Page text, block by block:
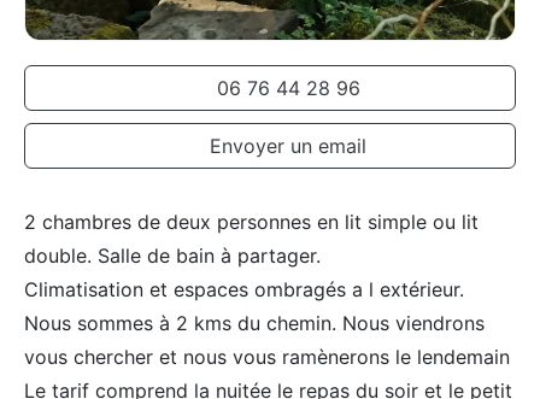
06 76 44 28 96
Envoyer un email
2 chambres de deux personnes en lit simple ou lit
double. Salle de bain à partager.
Climatisation et espaces ombragés a l extérieur.
Nous sommes à 2 kms du chemin. Nous viendrons
vous chercher et nous vous ramènerons le lendemain
Le tarif comprend la nuitée le repas du soir et le petit